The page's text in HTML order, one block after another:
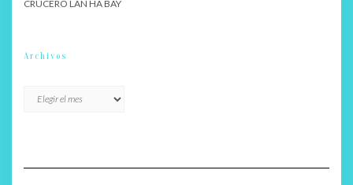
CRUCERO LAN HA BAY
Archivos